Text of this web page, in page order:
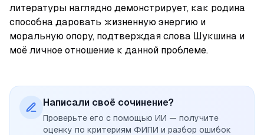
литературы наглядно демонстрирует, как родина
способна даровать жизненную энергию и
моральную опору, подтверждая слова Шукшина и
моё личное отношение к данной проблеме.
Написали своё сочинение?
Проверьте его с помощью ИИ — получите
оценку по критериям ФИПИ и разбор ошибок